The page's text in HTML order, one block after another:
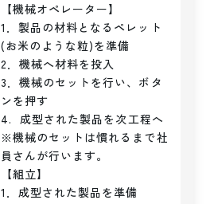
【機械オペレーター】
1．製品の材料となるペレット
(お米のような粒)を準備
2．機械へ材料を投入
3．機械のセットを行い、ボタ
ンを押す
4.  成型された製品を次工程へ
※機械のセットは慣れるまで社
員さんが行います。
【組立】
1．成型された製品を準備